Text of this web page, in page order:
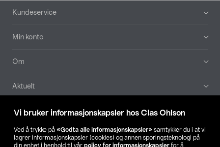
Vi bruker informasjonskapsler hos Clas Ohlson
Ved å trykke på «Godta alle informasjonskapsler» samtykker du i at vi
lagrer informasjonskapsler (cookies) og annen sporingsteknologi på
din enhet i henhold til vår policy for informasjonskapsler for å
Bunntekst
Kundeservice
Min konto
Om
Aktuelt
Våre selskaper
Finn din butikk